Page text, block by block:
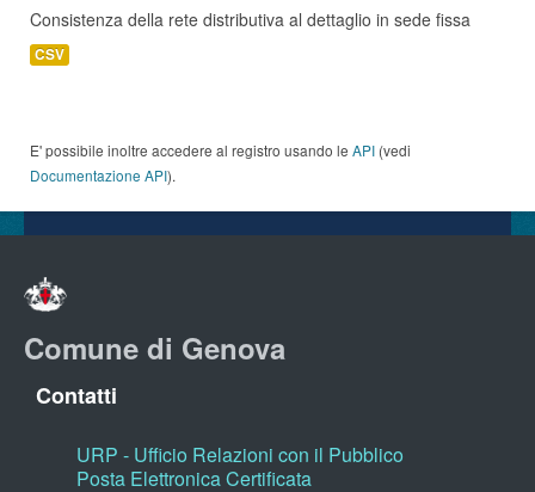
Consistenza della rete distributiva al dettaglio in sede fissa
CSV
E' possibile inoltre accedere al registro usando le API (vedi
Documentazione API).
Comune di Genova
Contatti
URP - Ufficio Relazioni con il Pubblico
Posta Elettronica Certificata